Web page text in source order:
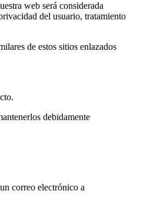
web será considerada
del usuario, tratamiento
de estos sitios enlazados
debidamente
correo electrónico a